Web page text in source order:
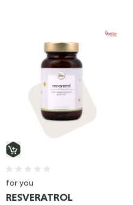
for you
RESVERATROL